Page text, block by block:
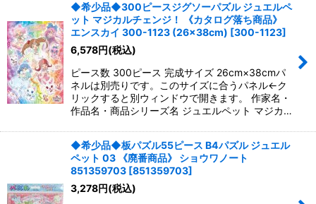
◆希少品◆300ピースジグソーパズル ジュエルペ
ット マジカルチェンジ！ 《カタログ落ち商品》
エンスカイ 300-1123 (26×38cm) [300-1123]
6,578円(税込)
ピース数 300ピース 完成サイズ 26cm×38cmパ
ネルは別売りです。このサイズに合うパネル←ク
リックすると別ウィンドウで開きます。 作家名・
作品名・商品シリーズ名 ジュエルペット マジカ…
◆希少品◆板パズル55ピース B4パズル ジュエル
ペット 03 《廃番商品》 ショウワノート
851359703 [851359703]
3,278円(税込)